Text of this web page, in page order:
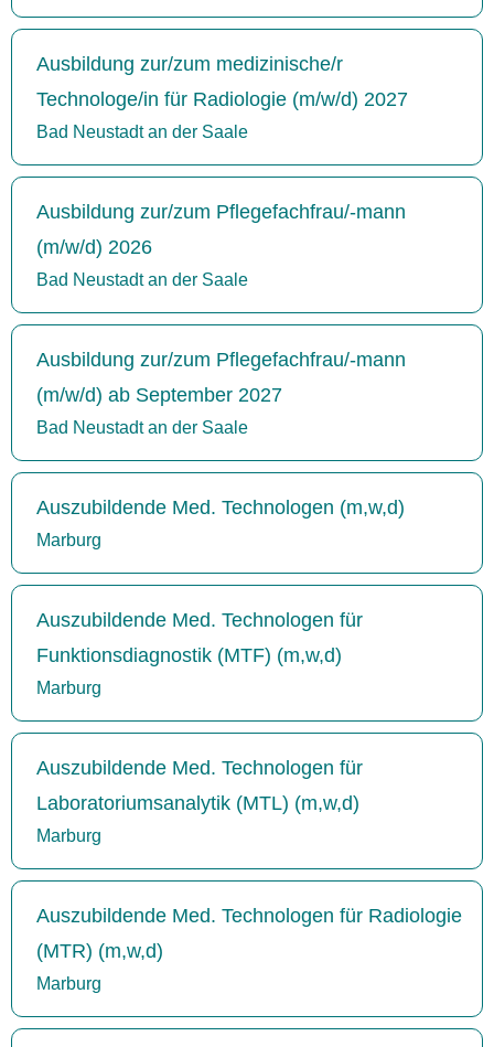
Ausbildung zur/zum medizinische/r
Technologe/in für Radiologie (m/w/d) 2027
Bad Neustadt an der Saale
Ausbildung zur/zum Pflegefachfrau/-mann
(m/w/d) 2026
Bad Neustadt an der Saale
Ausbildung zur/zum Pflegefachfrau/-mann
(m/w/d) ab September 2027
Bad Neustadt an der Saale
Auszubildende Med. Technologen (m,w,d)
Marburg
Auszubildende Med. Technologen für
Funktionsdiagnostik (MTF) (m,w,d)
Marburg
Auszubildende Med. Technologen für
Laboratoriumsanalytik (MTL) (m,w,d)
Marburg
Auszubildende Med. Technologen für Radiologie
(MTR) (m,w,d)
Marburg